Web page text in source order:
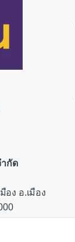
กัด
อง อ.เมือง